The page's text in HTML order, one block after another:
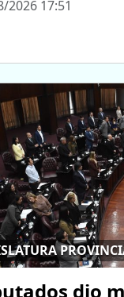
2026 17:51
dio